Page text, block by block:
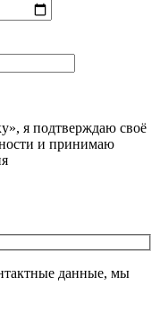
я подтверждаю своё
и принимаю
данные, мы